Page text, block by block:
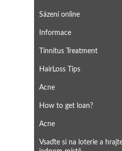
t
r
a
i
e
Sázení online
Informace
Tinnitus Treatment
HairLoss Tips
Acne
How to get loan?
Acne
Vsaďte si na loterie a